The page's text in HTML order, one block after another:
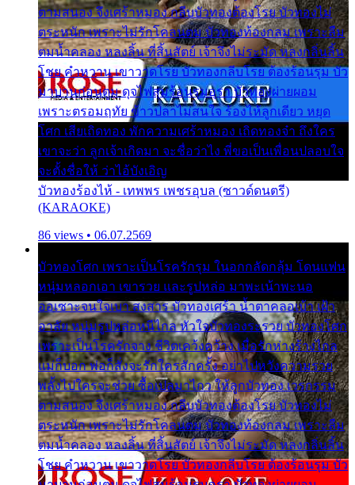
ตามสนอง จึงเศร้าหมอง กลีบบัวทองต้องโรย บัวทองไม่
ตระหนัก เพราะไม่รักโคลนตม บัวทองท้องกลม เพราะลืม
ตมน้ำคลอง หลงลิ้น ที่สิ้นสัตย์ เจ้าจึงไม่ระมัด หลงกลิ่นลิ้น
โชย คำหวาน เขาวาดโรย บัวทองกลีบโรย ต้องร้อนรุม บัว
มาบานก่อนตูม ดุจไฟสุมร้อนรุมอุรา บัวทองผ่ายผอม
เพราะตรอมฤทัย ข้าวปลาไม่สนใจ ร้องไห้ลูกเดียว หยุด
โศก เสียเถิดทอง พักความเศร้าหมอง เถิดทองจ๋า ถึงใคร
เขาจะว่า ลูกเจ้าเกิดมา จะชื่อว่าไง พี่ขอเป็นเพื่อนปลอบใจ
จะตั้งชื่อให้ ว่าไอ้บังเอิญ
บัวทองร้องไห้ - เทพพร เพชรอุบล (ซาวด์ดนตรี)
(KARAOKE)
86 views • 06.07.2569
บัวทองโศก เพราะเป็นโรครักรุม ในอกกลัดกลุ้ม โดนแฟน
หนุ่มหลอกเอา เขารวย และรูปหล่อ มาพะเน้าพะนอ
ออเซาะจนใจเบา สงสาร บัวทองเศร้า น้ำตาคลอเบ้า เฝ้า
อาลัย หนุ่มรูปหล่อหนีไกล หัวใจบัวทองระรวย บัวทองโศก
เพราะเป็นโรครักจาง ชีวิตเคว้งคว้าง เมื่อรักห่างร้างไกล
แม่ก็บอก พ่อก็สั่งจะรักใครสักครั้ง อย่าไปหวังความรวย
พลั้งไปใครจะช่วย ซื้อเปลมาไกว ให้ลูกบัวทอง เวรกรรม
ตามสนอง จึงเศร้าหมอง กลีบบัวทองต้องโรย บัวทองไม่
ตระหนัก เพราะไม่รักโคลนตม บัวทองท้องกลม เพราะลืม
ตมน้ำคลอง หลงลิ้น ที่สิ้นสัตย์ เจ้าจึงไม่ระมัด หลงกลิ่นลิ้น
โชย คำหวาน เขาวาดโรย บัวทองกลีบโรย ต้องร้อนรุม บัว